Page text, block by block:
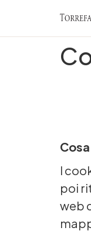
I
poi
web